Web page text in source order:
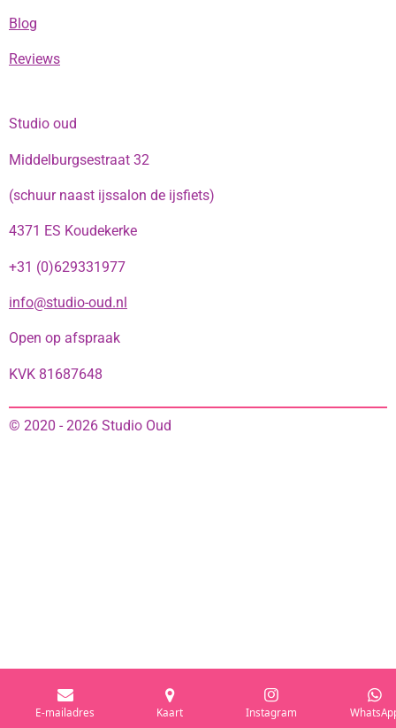
Blog
Reviews
Studio oud
Middelburgsestraat 32
(schuur naast ijssalon de ijsfiets)
4371 ES Koudekerke
+31 (0)629331977
info@studio-oud.nl
Open op afspraak
KVK 81687648
© 2020 - 2026 Studio Oud
E-mailadres Kaart Instagram